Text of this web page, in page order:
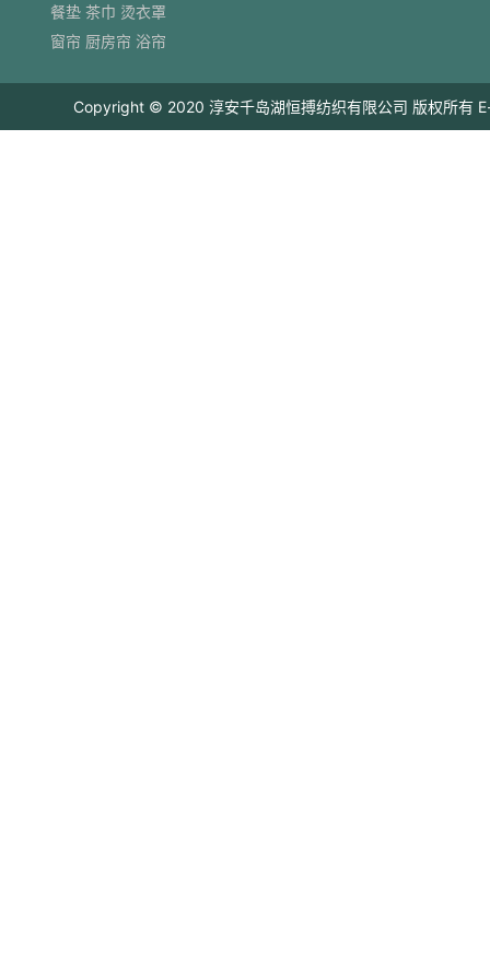
餐垫 茶巾 烫衣罩
窗帘 厨房帘 浴帘
Copyright © 2020 淳安千岛湖恒搏纺织有限公司 版权所